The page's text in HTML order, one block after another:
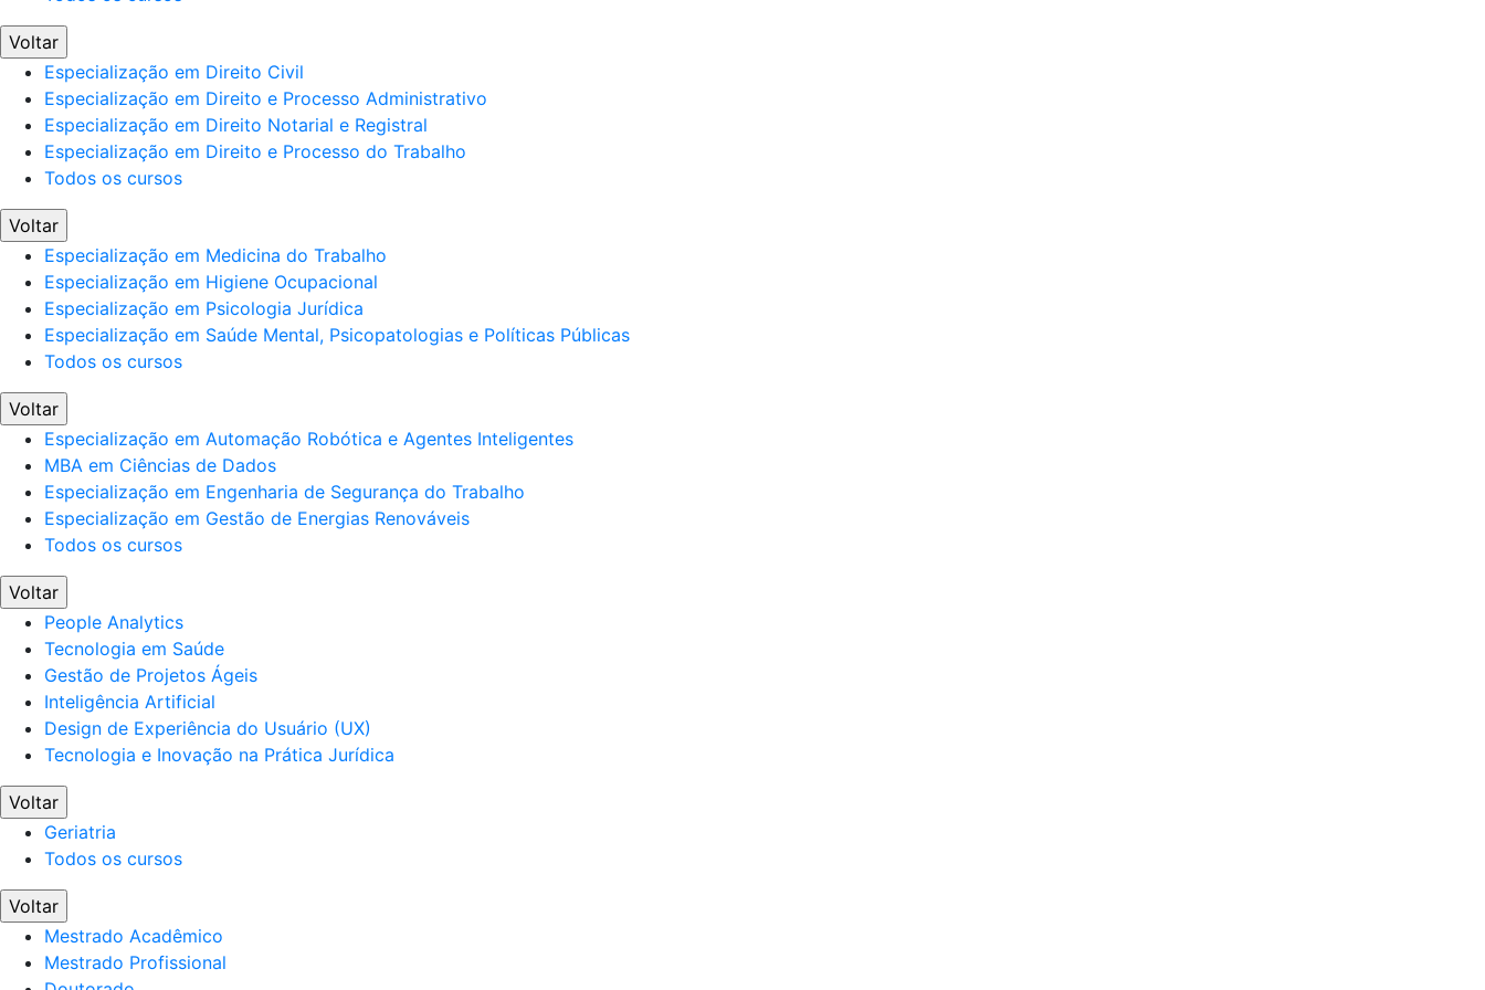
Voltar
Especialização em Direito Civil
Especialização em Direito e Processo Administrativo
Especialização em Direito Notarial e Registral
Especialização em Direito e Processo do Trabalho
Todos os cursos
Voltar
Especialização em Medicina do Trabalho
Especialização em Higiene Ocupacional
Especialização em Psicologia Jurídica
Especialização em Saúde Mental, Psicopatologias e Políticas Públicas
Todos os cursos
Voltar
Especialização em Automação Robótica e Agentes Inteligentes
MBA em Ciências de Dados
Especialização em Engenharia de Segurança do Trabalho
Especialização em Gestão de Energias Renováveis
Todos os cursos
Voltar
People Analytics
Tecnologia em Saúde
Gestão de Projetos Ágeis
Inteligência Artificial
Design de Experiência do Usuário (UX)
Tecnologia e Inovação na Prática Jurídica
Voltar
Geriatria
Todos os cursos
Voltar
Mestrado Acadêmico
Mestrado Profissional